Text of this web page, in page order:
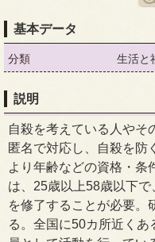
基本データ
分類 生活と
説明
自殺を考えている人やそ
匿名で対応し、自殺を防
より年齢などの資格・条
は、25歳以上58歳以下
を修了することが必要。
る。全国に50カ所近く